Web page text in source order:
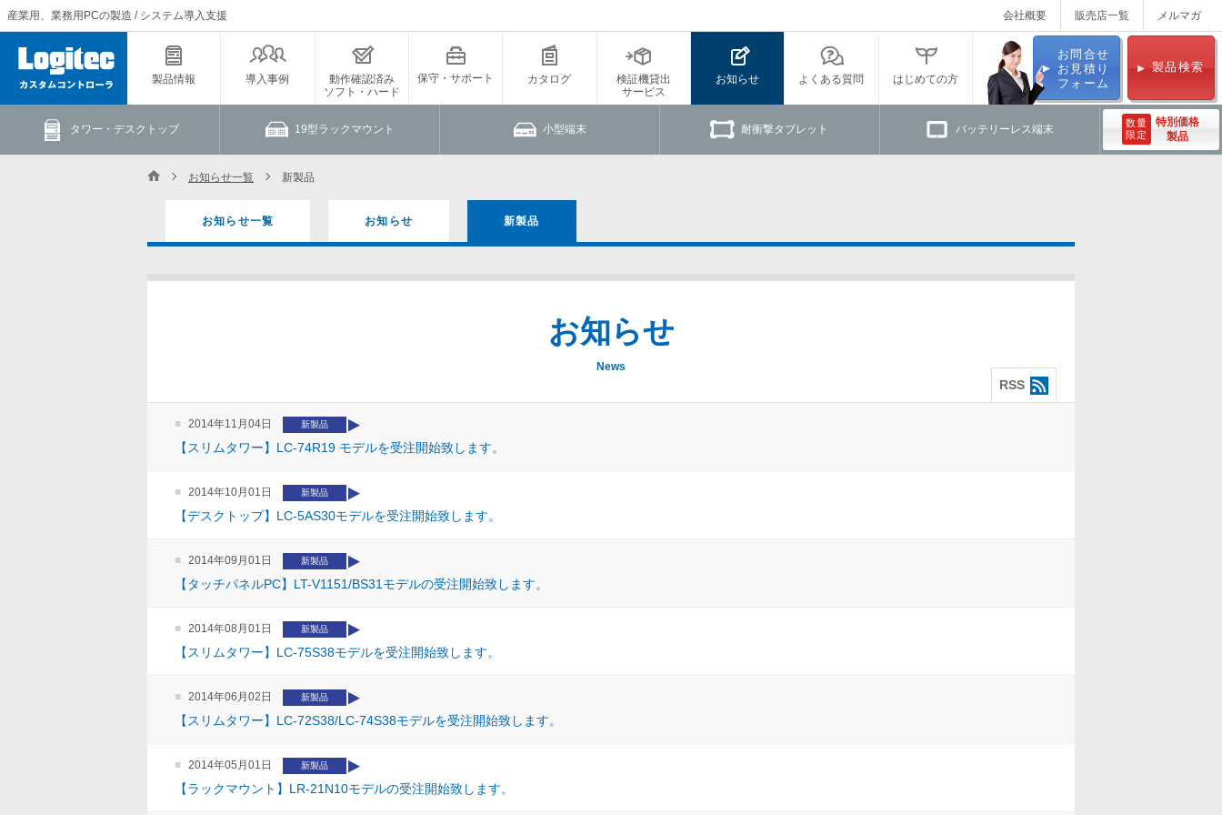
産業用、業務用PCの製造 / システム導入支援 会社概要 販売店一覧 メルマガ
製品情報 導入事例
動作確認済み
ソフト・ハード
保守・サポート カタログ
検証機貸出
サービス
お知らせ よくある質問 はじめての方
お問合せ
お見積り
フォーム
製品検索
タワー・デスクトップ 19型ラックマウント 小型端末 耐衝撃タブレット バッテリーレス端末
数量
限定
特別価格
製品
お知らせ一覧 新製品
お知らせ一覧 お知らせ 新製品
お知らせ
News
RSS
2014年11月04日 新製品
【スリムタワー】LC-74R19 モデルを受注開始致します。
2014年10月01日 新製品
【デスクトップ】LC-5AS30モデルを受注開始致します。
2014年09月01日 新製品
【タッチパネルPC】LT-V1151/BS31モデルの受注開始致します。
2014年08月01日 新製品
【スリムタワー】LC-75S38モデルを受注開始致します。
2014年06月02日 新製品
【スリムタワー】LC-72S38/LC-74S38モデルを受注開始致します。
2014年05月01日 新製品
【ラックマウント】LR-21N10モデルの受注開始致します。